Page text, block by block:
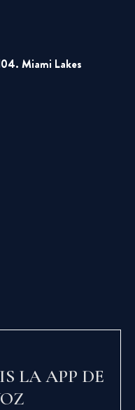
Miami Lakes
LA APP DE